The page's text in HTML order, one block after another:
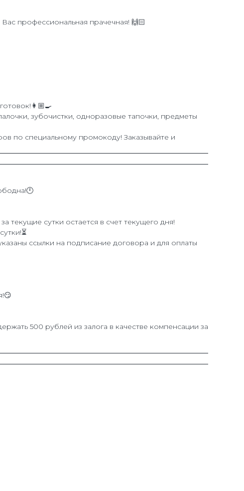
профессиональная прачечная! 🙌🏻
зубочистки, одноразовые тапочки, предметы
по специальному промокоду! Заказывайте и
текущие сутки остается в счет текущего дня!
ссылки на подписание договора и для оплаты
500 рублей из залога в качестве компенсации за